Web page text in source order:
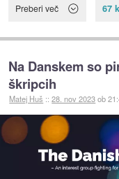
Preberi več 67
Na Danskem so
škripcih
Matej Huš ::28. nov 2023ob